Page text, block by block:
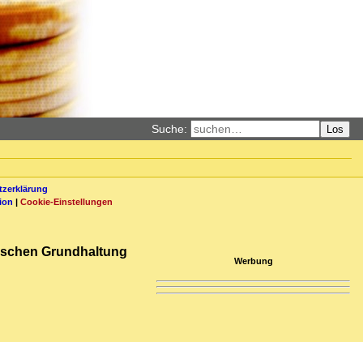
Suche: Los
| Cookie-Einstellungen
Grundhaltung
Werbung